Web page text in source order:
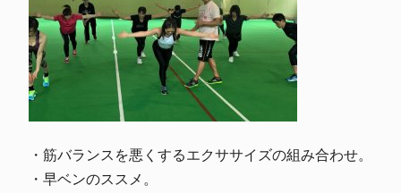
・筋バランスを悪くするエクササイズの組み合わせ。
・早ベンのススメ。